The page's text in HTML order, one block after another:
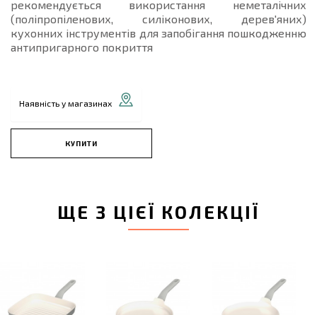
рекомендується використання неметалічних
(поліпропіленових, силіконових, дерев'яних)
кухонних інструментів для запобігання пошкодженню
антипригарного покриття
Наявність у магазинах
КУПИТИ
ЩЕ З ЦІЄЇ КОЛЕКЦІЇ